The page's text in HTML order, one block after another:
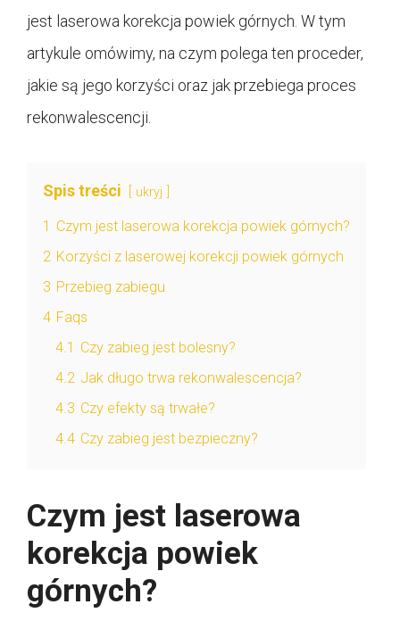
jest laserowa korekcja powiek górnych. W tym
artykule omówimy, na czym polega ten proceder,
jakie są jego korzyści oraz jak przebiega proces
rekonwalescencji.
Spis treści ukryj
1 Czym jest laserowa korekcja powiek górnych?
2 Korzyści z laserowej korekcji powiek górnych
3 Przebieg zabiegu
4 Faqs
4.1 Czy zabieg jest bolesny?
4.2 Jak długo trwa rekonwalescencja?
4.3 Czy efekty są trwałe?
4.4 Czy zabieg jest bezpieczny?
Czym jest laserowa
korekcja powiek
górnych?